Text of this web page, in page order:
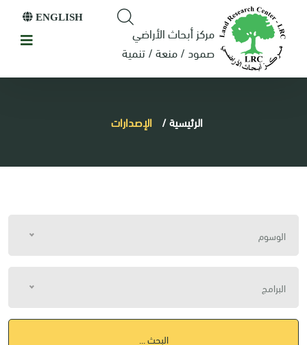
مركز أبحاث الأراضي
صمود / منعة / تنمية
ENGLISH
الرئيسية/ الإصدارات
الوسوم
البرامج
البحث ...